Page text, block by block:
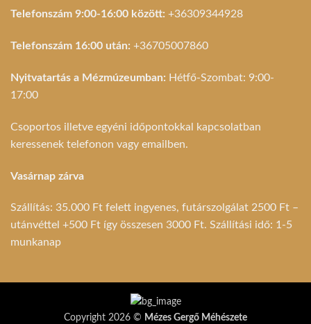
Telefonszám 9:00-16:00 között: +36309344928
Telefonszám 16:00 után: +36705007860
Nyitvatartás a Mézmúzeumban: Hétfő-Szombat: 9:00-
17:00
Csoportos illetve egyéni időpontokkal kapcsolatban
keressenek telefonon vagy emailben.
Vasárnap zárva
Szállítás: 35.000 Ft felett ingyenes, futárszolgálat 2500 Ft –
utánvéttel +500 Ft így összesen 3000 Ft. Szállítási idő: 1-5
munkanap
Copyright 2026 © Mézes Gergő Méhészete